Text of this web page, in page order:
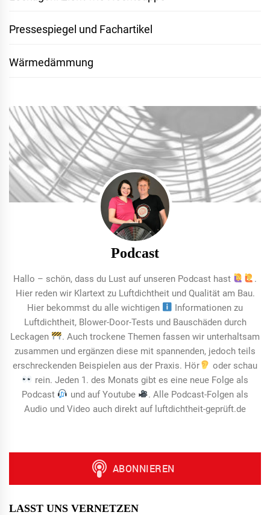
Pressespiegel und Fachartikel
Wärmedämmung
Podcast
Hallo – schön, dass du Lust auf unseren Podcast hast
.
Hier reden wir Klartext zu Luftdichtheit und Qualität am Bau.
Hier bekommst du alle wichtigen
Informationen zu
Luftdichtheit, Blower-Door-Tests und Bauschäden durch
Leckagen
. Auch trockene Themen fassen wir unterhaltsam
zusammen und ergänzen diese mit spannenden, jedoch teils
erschreckenden Beispielen aus der Praxis. Hör
oder schau
rein. Jeden 1. des Monats gibt es eine neue Folge als
Podcast
und auf Youtube
. Alle Podcast-Folgen als
Audio und Video auch direkt auf luftdichtheit-geprüft.de
LASST UNS VERNETZEN